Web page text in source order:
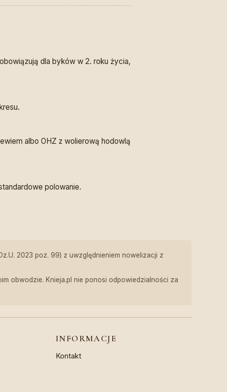
dla byków w 2. roku życia,
albo OHZ z wolierową hodowlą
polowanie.
2023 poz. 99) z uwzględnieniem nowelizacji z
obwodzie. Knieja.pl nie ponosi odpowiedzialności za
INFORMACJE
Kontakt